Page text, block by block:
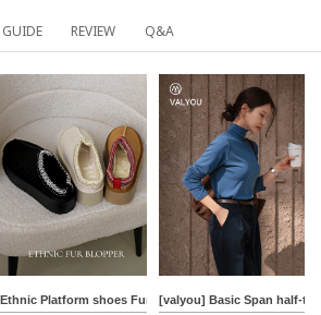
GUIDE REVIEW Q&A
Ethnic Platform shoes Fur Blopper[valyou] Basic Span half-